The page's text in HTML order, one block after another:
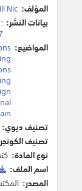
المؤلف: Nic
بيانات النشر: :
المواضيع:
تصنيف ديوي:
تصنيف
نوع المادة:
اسم الملف:
المصدر: